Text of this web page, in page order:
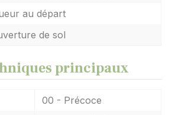
au départ
de sol
principaux
00 - Précoce